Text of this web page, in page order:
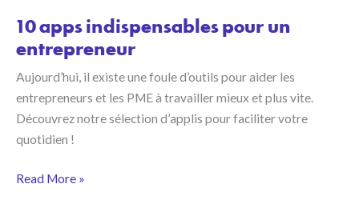
10 apps indispensables pour un
entrepreneur
Aujourd’hui, il existe une foule d’outils pour aider les
entrepreneurs et les PME à travailler mieux et plus vite.
Découvrez notre sélection d’applis pour faciliter votre
quotidien !
10
Read More »